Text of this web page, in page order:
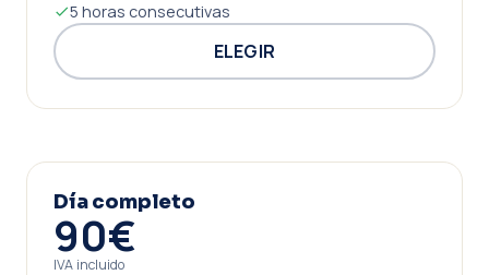
5 horas consecutivas
ELEGIR
Día completo
90€
IVA incluido